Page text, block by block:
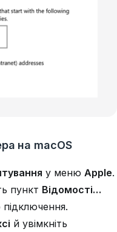
на macOS
у меню Apple.
пункт Відомості…
й увімкніть